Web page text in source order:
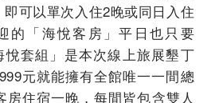
可以單次入住2晚或同日入住
的「海悅客房」平日也只要
套組」是本次線上旅展墾丁
元就能擁有全館唯一一間總
房住宿一晚，每間皆包含雙人